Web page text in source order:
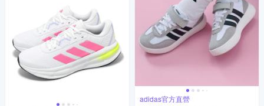
adidas官方直營